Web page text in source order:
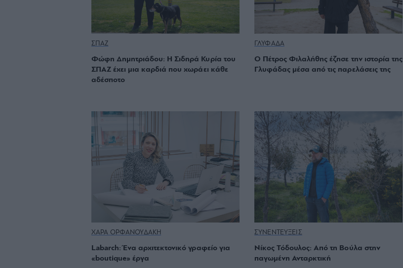
ΣΠΑΖ
Φώφη Δημητριάδου: Η Σιδηρά Κυρία του
ΣΠΑΖ έχει μια καρδιά που χωράει κάθε
αδέσποτο
ΓΛΥΦΑΔΑ
Ο Πέτρος Φιλαλήθης έζησε την ιστορία της
Γλυφάδας μέσα από τις παρελάσεις της
ΧΑΡΑ ΟΡΦΑΝΟΥΔΑΚΗ
Labarch: Ένα αρχιτεκτονικό γραφείο για
«boutique» έργα
ΣΥΝΕΝΤΕΥΞΕΙΣ
Νίκος Τόδουλος: Από τη Βούλα στην
παγωμένη Ανταρκτική